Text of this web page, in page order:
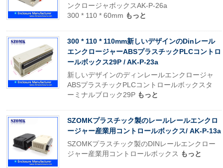
ンクロージャボックスAK-P-26a
300 * 110 * 60mm もっと
300 * 110 * 110mm新しいデザインのDinレール
エンクロージャーABSプラスチックPLCコントロ
ールボックス29P / AK-P-23a
新しいデザインのディンレールエンクロージャ
ABSプラスチックPLCコントロールボックスタ
ーミナルブロック29P もっと
SZOMKプラスチック製のレールレールエンクロ
ージャー産業用コントロールボックス/ AK-P-13a
SZOMKプラスチック製のDINレールエンクロー
ジャー産業用コントロールボックス もっと